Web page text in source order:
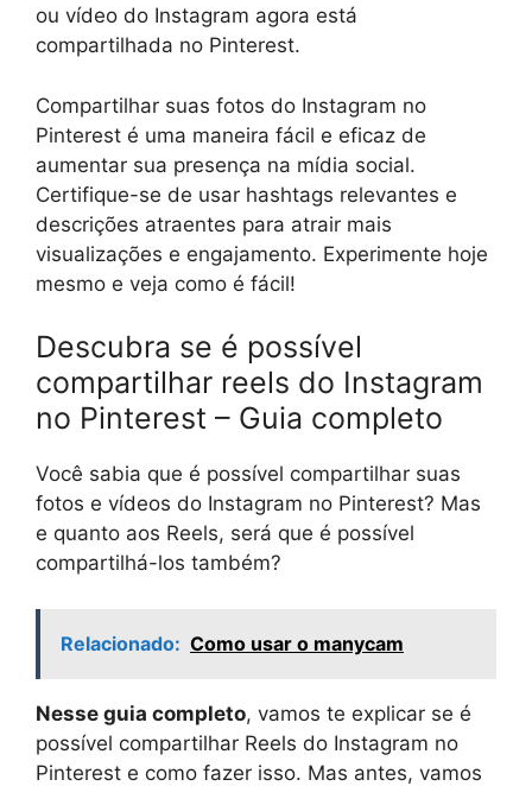
ou vídeo do Instagram agora está
compartilhada no Pinterest.
Compartilhar suas fotos do Instagram no
Pinterest é uma maneira fácil e eficaz de
aumentar sua presença na mídia social.
Certifique-se de usar hashtags relevantes e
descrições atraentes para atrair mais
visualizações e engajamento. Experimente hoje
mesmo e veja como é fácil!
Descubra se é possível
compartilhar reels do Instagram
no Pinterest – Guia completo
Você sabia que é possível compartilhar suas
fotos e vídeos do Instagram no Pinterest? Mas
e quanto aos Reels, será que é possível
compartilhá-los também?
Relacionado: Como usar o manycam
Nesse guia completo, vamos te explicar se é
possível compartilhar Reels do Instagram no
Pinterest e como fazer isso. Mas antes, vamos